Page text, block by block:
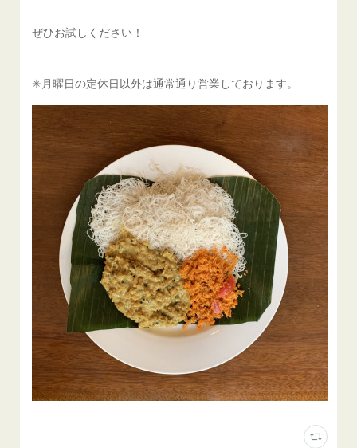
ぜひお試しください！
✳︎月曜日の定休日以外は通常通り営業しております。